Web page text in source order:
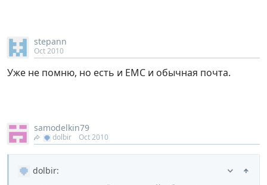
stepann
Oct 2010
Уже не помню, но есть и ЕМС и обычная почта.
samodelkin79
dolbir Oct 2010
dolbir: